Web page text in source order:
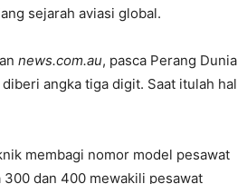
sejarah aviasi global.
news.com.au, pasca Perang Dunia
angka tiga digit. Saat itulah hal
membagi nomor model pesawat
dan 400 mewakili pesawat